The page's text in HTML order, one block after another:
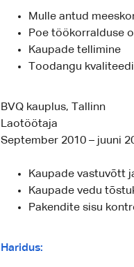
Mulle antud
Poe töökorralduse
Kaupade tellimine
Toodangu
BVQ kauplus, Tallinn
Laotöötaja
September 2010 – juuni
Kaupade vastuvõtt
Kaupade vedu
Pakendite sisu
Haridus: